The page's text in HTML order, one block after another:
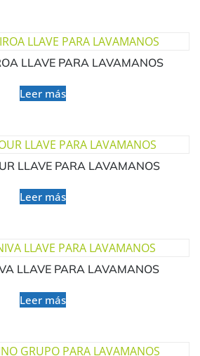
LLAVE PARA LAVAMANOS
Leer más
LLAVE PARA LAVAMANOS
Leer más
LLAVE PARA LAVAMANOS
Leer más